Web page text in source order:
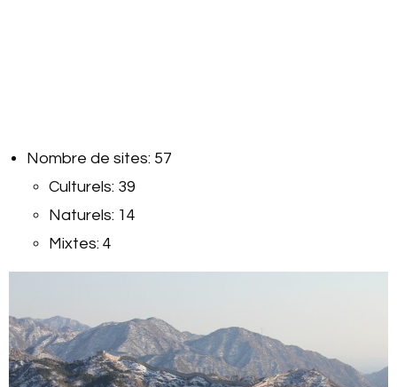
Nombre de sites: 57
Culturels: 39
Naturels: 14
Mixtes: 4